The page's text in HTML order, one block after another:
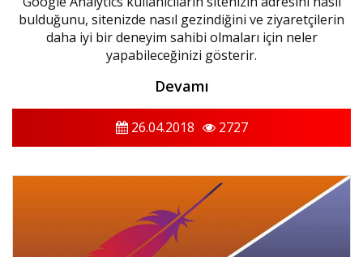
bulduğunu, sitenizde nasıl gezindiğini ve ziyaretçilerin
daha iyi bir deneyim sahibi olmaları için neler
yapabileceğinizi gösterir.
Devamı
26.04.2018 2727